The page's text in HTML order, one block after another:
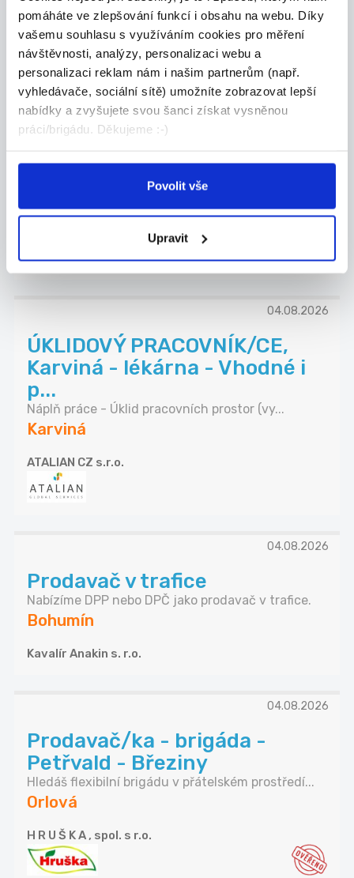
pomáháte ve zlepšování funkcí i obsahu na webu. Díky
vašemu souhlasu s využíváním cookies pro měření
návštěvnosti, analýzy, personalizaci webu a
personalizaci reklam nám i našim partnerům (např.
vyhledávače, sociální sítě) umožníte zobrazovat lepší
nabídky a zvyšujete svou šanci získat vysněnou
práci/brigádu. Děkujeme :-)
Povolit vše
Upravit
03.08.2026
OSTRAHA PRODEJNY +
kamerový dohled
04.08.2026
ÚKLIDOVÝ PRACOVNÍK/CE,
Karviná - lékárna - Vhodné i
p...
Náplň práce - Úklid pracovních prostor (vy...
Karviná
ATALIAN CZ s.r.o.
04.08.2026
Prodavač v trafice
Nabízíme DPP nebo DPČ jako prodavač v trafice.
Bohumín
Kavalír Anakin s. r.o.
04.08.2026
Prodavač/ka - brigáda -
Petřvald - Březiny
Hledáš flexibilní brigádu v přátelském prostředí...
Orlová
H R U Š K A , spol. s r.o.